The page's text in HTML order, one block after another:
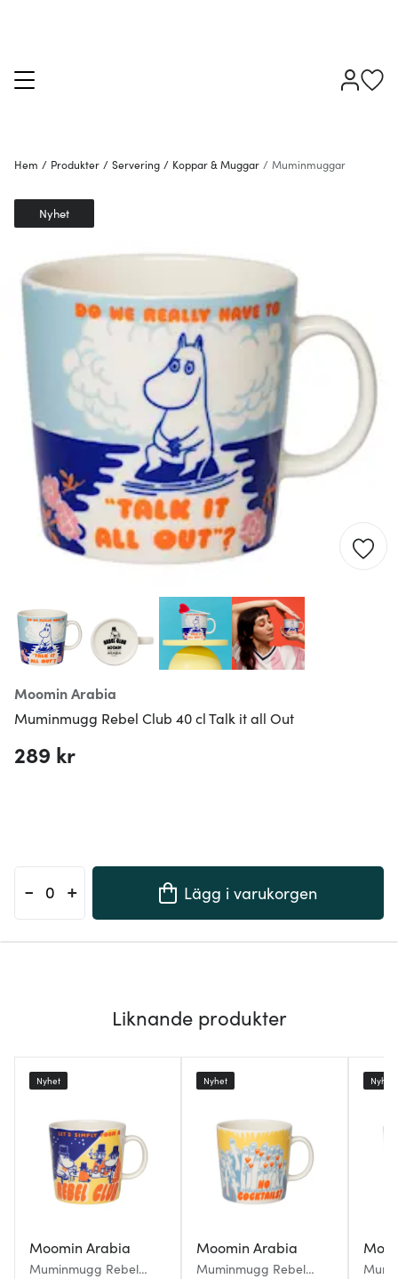
Hem / Produkter / Servering / Koppar & Muggar / Muminmuggar
Moomin Arabia
Muminmugg Rebel Club 40 cl Talk it all Out
Nyhet
289 kr
- + Lägg i varukorgen
Liknande produkter
Moomin Arabia
Muminmugg Rebel
Nyhet
Moomin Arabia
Muminmugg Rebel
Nyhet Nyhet